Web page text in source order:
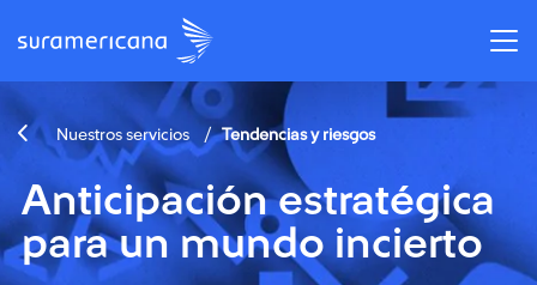
Nuestros servicios / Tendencias y riesgos
Anticipación estratégica
para un mundo incierto